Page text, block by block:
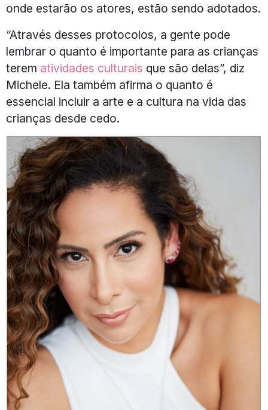
onde estarão os atores, estão sendo adotados.
“Através desses protocolos, a gente pode
lembrar o quanto é importante para as crianças
terem atividades culturais que são delas”, diz
Michele. Ela também afirma o quanto é
essencial incluir a arte e a cultura na vida das
crianças desde cedo.